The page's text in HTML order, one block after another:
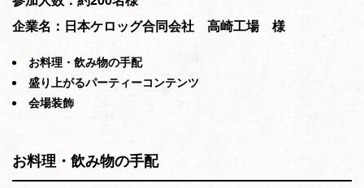
企業名：日本ケロッグ合同会社 高崎工場 様
お料理・飲み物の手配
盛り上がるパーティーコンテンツ
会場装飾
お料理・飲み物の手配